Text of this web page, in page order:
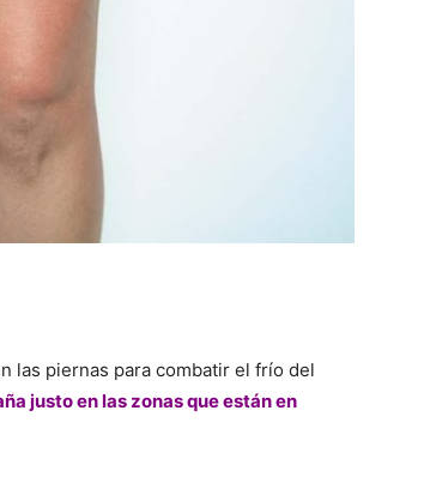
las piernas para combatir el frío del
justo en las zonas que están en